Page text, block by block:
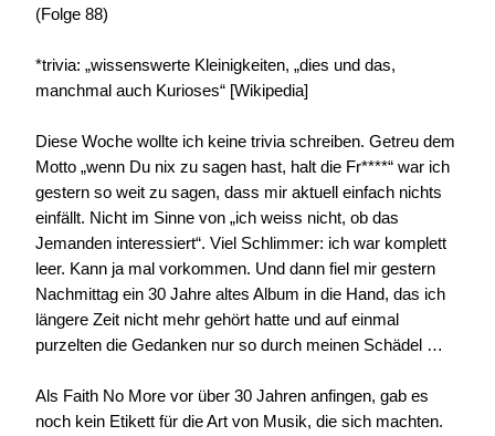
(Folge 88)
*trivia: „wissenswerte Kleinigkeiten, „dies und das,
manchmal auch Kurioses“ [Wikipedia]
Diese Woche wollte ich keine trivia schreiben. Getreu dem
Motto „wenn Du nix zu sagen hast, halt die Fr****“ war ich
gestern so weit zu sagen, dass mir aktuell einfach nichts
einfällt. Nicht im Sinne von „ich weiss nicht, ob das
Jemanden interessiert“. Viel Schlimmer: ich war komplett
leer. Kann ja mal vorkommen. Und dann fiel mir gestern
Nachmittag ein 30 Jahre altes Album in die Hand, das ich
längere Zeit nicht mehr gehört hatte und auf einmal
purzelten die Gedanken nur so durch meinen Schädel …
Als Faith No More vor über 30 Jahren anfingen, gab es
noch kein Etikett für die Art von Musik, die sich machten.